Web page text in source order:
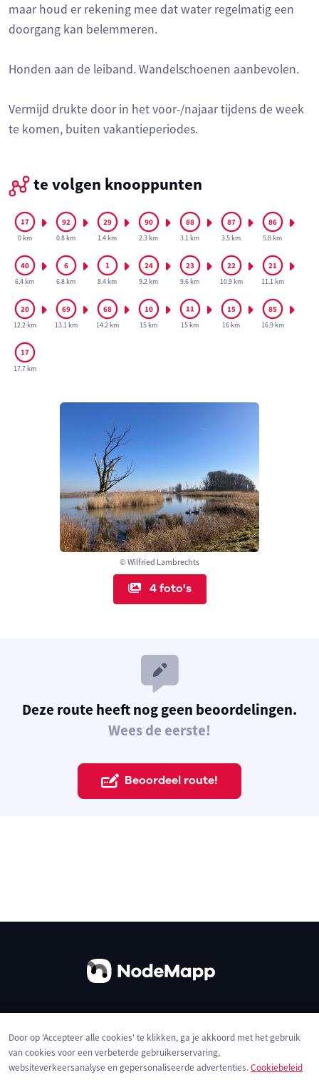
© Wilfried Lambrechts
4 foto's
maar houd er rekening mee dat water regelmatig een
doorgang kan belemmeren.
Honden aan de leiband. Wandelschoenen aanbevolen.
Vermijd drukte door in het voor-/najaar tijdens de week
te komen, buiten vakantieperiodes.
te volgen knooppunten
0 km 0.8 km 1.4 km 2.3 km 3.1 km 3.5 km 5.8 km
6.4 km 6.8 km 8.4 km 9.2 km 9.6 km 10.9 km 11.1 km
12.2 km 13.1 km 14.2 km 15 km 15 km 16 km 16.9 km
17.7 km
Deze route heeft nog geen beoordelingen.
Wees de eerste!
Beoordeel route!
Privacybeleid Cookies
Door op 'Accepteer alle cookies' te klikken, ga je akkoord met het gebruik
van cookies voor een verbeterde gebruikerservaring,
websiteverkeersanalyse en gepersonaliseerde advertenties.Cookiebeleid